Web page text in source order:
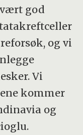
god
og vi
Vi
kommer
og